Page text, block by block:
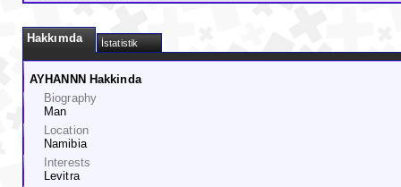
Hakkımda İstatistik
AYHANNN Hakkinda
Biography
Man
Location
Namibia
Interests
Levitra